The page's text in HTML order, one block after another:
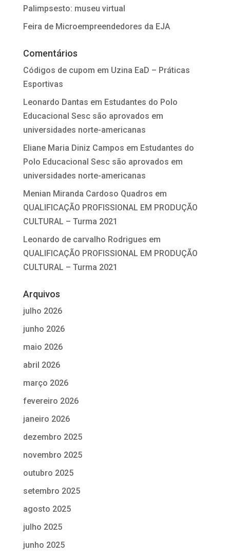
Palimpsesto: museu virtual
Feira de Microempreendedores da EJA
Comentários
Códigos de cupom em Uzina EaD – Práticas
Esportivas
Leonardo Dantas em Estudantes do Polo
Educacional Sesc são aprovados em
universidades norte-americanas
Eliane Maria Diniz Campos em Estudantes do
Polo Educacional Sesc são aprovados em
universidades norte-americanas
Menian Miranda Cardoso Quadros em
QUALIFICAÇÃO PROFISSIONAL EM PRODUÇÃO
CULTURAL – Turma 2021
Leonardo de carvalho Rodrigues em
QUALIFICAÇÃO PROFISSIONAL EM PRODUÇÃO
CULTURAL – Turma 2021
Arquivos
julho 2026
junho 2026
maio 2026
abril 2026
março 2026
fevereiro 2026
janeiro 2026
dezembro 2025
novembro 2025
outubro 2025
setembro 2025
agosto 2025
julho 2025
junho 2025